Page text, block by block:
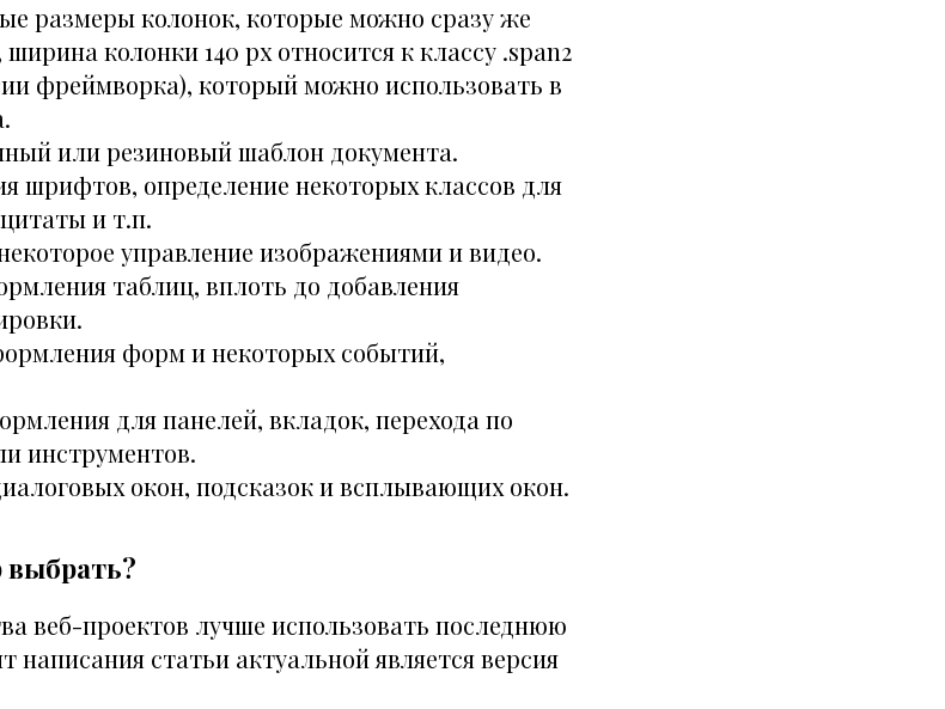
размеры колонок, которые можно сразу же
колонки 140 px относится к классу .span2
фреймворка), который можно использовать в
или резиновый шаблон документа.
шрифтов, определение некоторых классов для
и т.п.
управление изображениями и видео.
таблиц, вплоть до добавления
форм и некоторых событий,
для панелей, вкладок, перехода по
инструментов.
окон, подсказок и всплывающих окон.
веб-проектов лучше использовать последнюю
статьи актуальной является версия